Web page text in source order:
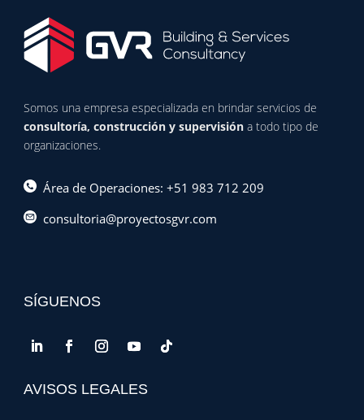
Somos una empresa especializada en brindar servicios de
consultoría, construcción y supervisión a todo tipo de
organizaciones.
Área de Operaciones: +51 983 712 209
consultoria@proyectosgvr.com
SÍGUENOS
AVISOS LEGALES